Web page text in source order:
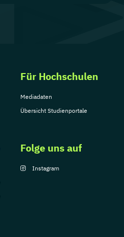
Für Hochschulen
Mediadaten
Übersicht Studienportale
Folge uns auf
Instagram